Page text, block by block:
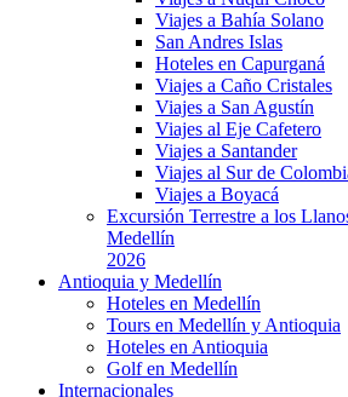
Viajes a Bahía Solano
San Andres Islas
Hoteles en Capurganá
Viajes a Caño Cristales
Viajes a San Agustín
Viajes al Eje Cafetero
Viajes a Santander
Viajes al Sur de
Viajes a Boyacá
Excursión Terrestre a los
Medellín
2026
Antioquia y Medellín
Hoteles en Medellín
Tours en Medellín y Antioquia
Hoteles en Antioquia
Golf en Medellín
Internacionales